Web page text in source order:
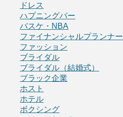
ドレス
ハプニングバー
バスケ・NBA
ファイナンシャルプランナー
ファッション
ブライダル
ブライダル（結婚式）
ブラック企業
ホスト
ホテル
ボクシング